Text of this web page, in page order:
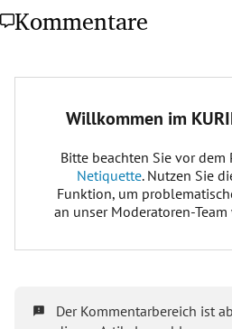
Kommentare